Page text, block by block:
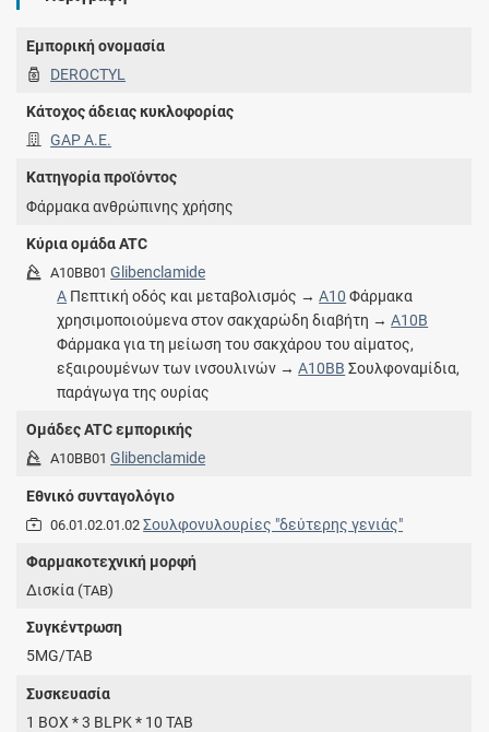
Εμπορική ονομασία
DEROCTYL
Κάτοχος άδειας κυκλοφορίας
GAP Α.Ε.
Κατηγορία προϊόντος
Φάρμακα ανθρώπινης χρήσης
Κύρια ομάδα ATC
A10BB01 Glibenclamide
A Πεπτική οδός και μεταβολισμός →A10 Φάρμακα
χρησιμοποιούμενα στον σακχαρώδη διαβήτη →A10B
Φάρμακα για τη μείωση του σακχάρου του αίματος,
εξαιρουμένων των ινσουλινών →A10BB Σουλφοναμίδια,
παράγωγα της ουρίας
Ομάδες ATC εμπορικής
A10BB01 Glibenclamide
Εθνικό συνταγολόγιο
06.01.02.01.02 Σουλφονυλουρίες "δεύτερης γενιάς"
Φαρμακοτεχνική μορφή
Δισκία (TAB)
Συγκέντρωση
5MG/TAB
Συσκευασία
1 BOX * 3 BLPK * 10 TAB